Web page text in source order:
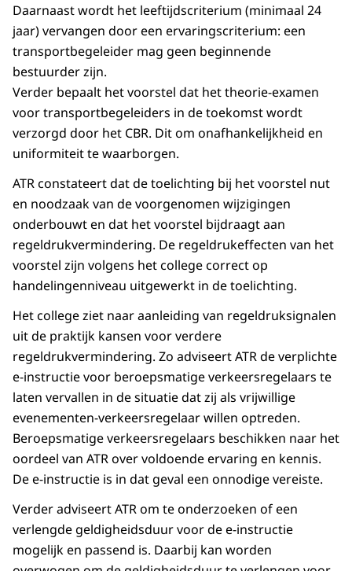
Daarnaast wordt het leeftijdscriterium (minimaal 24
jaar) vervangen door een ervaringscriterium: een
transportbegeleider mag geen beginnende
bestuurder zijn.
Verder bepaalt het voorstel dat het theorie-examen
voor transportbegeleiders in de toekomst wordt
verzorgd door het CBR. Dit om onafhankelijkheid en
uniformiteit te waarborgen.
ATR constateert dat de toelichting bij het voorstel nut
en noodzaak van de voorgenomen wijzigingen
onderbouwt en dat het voorstel bijdraagt aan
regeldrukvermindering. De regeldrukeffecten van het
voorstel zijn volgens het college correct op
handelingenniveau uitgewerkt in de toelichting.
Het college ziet naar aanleiding van regeldruksignalen
uit de praktijk kansen voor verdere
regeldrukvermindering. Zo adviseert ATR de verplichte
e-instructie voor beroepsmatige verkeersregelaars te
laten vervallen in de situatie dat zij als vrijwillige
evenementen-verkeersregelaar willen optreden.
Beroepsmatige verkeersregelaars beschikken naar het
oordeel van ATR over voldoende ervaring en kennis.
De e-instructie is in dat geval een onnodige vereiste.
Verder adviseert ATR om te onderzoeken of een
verlengde geldigheidsduur voor de e-instructie
mogelijk en passend is. Daarbij kan worden